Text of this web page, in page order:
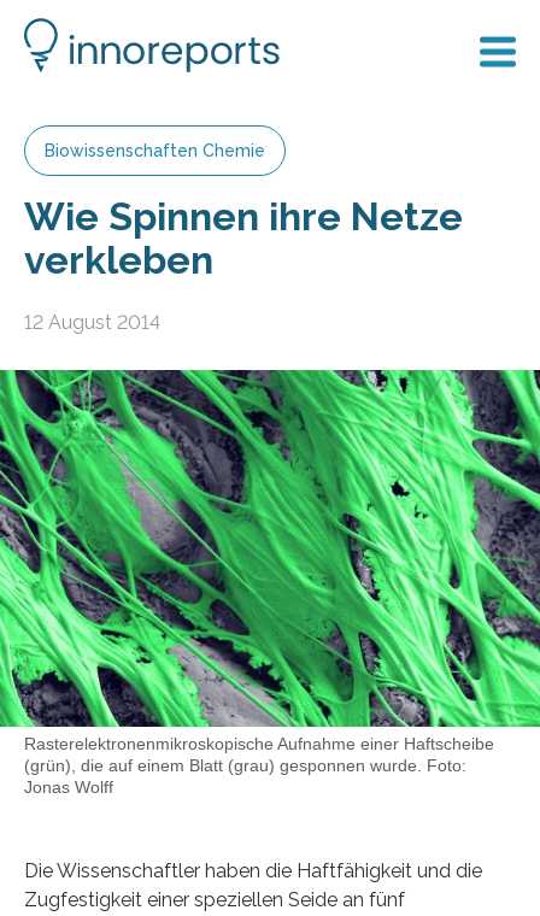
Biowissenschaften Chemie
Wie Spinnen ihre Netze
verkleben
12 August 2014
Rasterelektronenmikroskopische Aufnahme einer Haftscheibe
(grün), die auf einem Blatt (grau) gesponnen wurde. Foto:
Jonas Wolff
Die Wissenschaftler haben die Haftfähigkeit und die
Zugfestigkeit einer speziellen Seide an fünf